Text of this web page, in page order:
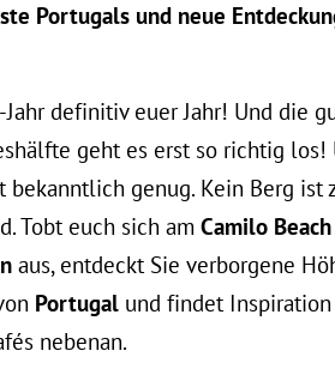
Portugals und neue
definitiv euer Jahr! Und die
geht es erst so richtig los!
bekanntlich genug. Kein Berg ist
Tobt euch sich am Camilo Beach
aus, entdeckt Sie verborgene
Portugal und findet
nebenan.